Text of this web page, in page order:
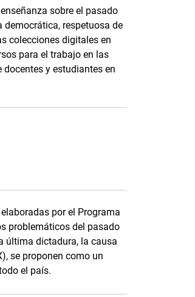
sobre el pasado
respetuosa de
colecciones digitales en
para el trabajo en las
y estudiantes en
por el Programa
problemáticos del pasado
última dictadura, la causa
se proponen como un
el país.